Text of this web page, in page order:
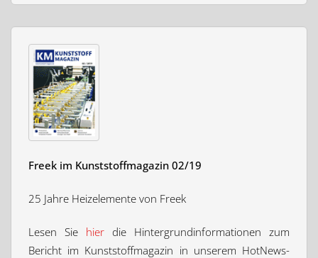
Freek im Kunststoffmagazin 02/19
25 Jahre Heizelemente von Freek
Lesen Sie hier die Hintergrundinformationen zum
Bericht im Kunststoffmagazin in unserem HotNews-